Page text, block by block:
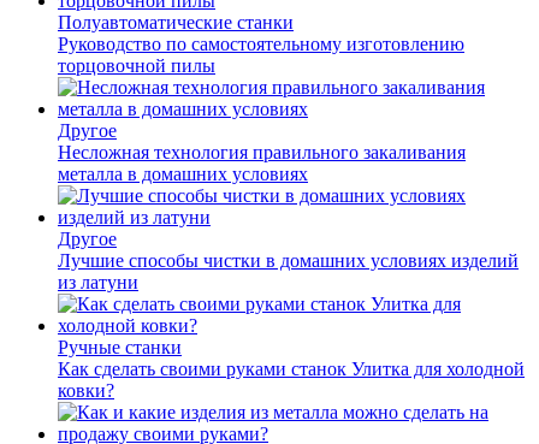
Полуавтоматические станки
Руководство по самостоятельному изготовлению
торцовочной пилы
Другое
Несложная технология правильного закаливания
металла в домашних условиях
Другое
Лучшие способы чистки в домашних условиях изделий
из латуни
Ручные станки
Как сделать своими руками станок Улитка для холодной
ковки?